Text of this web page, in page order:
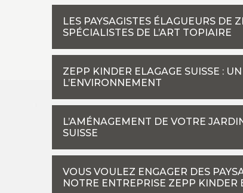
LES PAYSAGISTES ÉLAGUEURS DE
SPÉCIALISTES DE L’ART TOPIAIRE
ZEPP KINDER ELAGAGE SUISSE :
L’ENVIRONNEMENT
L’AMÉNAGEMENT DE VOTRE
SUISSE
VOUS VOULEZ ENGAGER DES
NOTRE ENTREPRISE ZEPP KINDER